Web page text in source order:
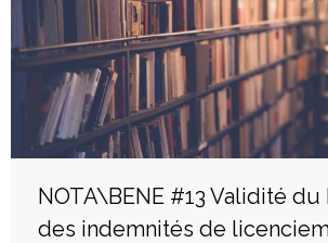
NOTA\BENE #13 Validité du
des indemnités de